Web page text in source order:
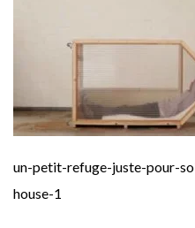
un-petit-refuge-juste-pour-
house-1